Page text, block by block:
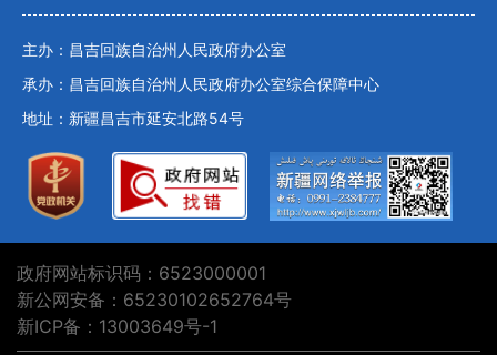
主办：昌吉回族自治州人民政府办公室
承办：昌吉回族自治州人民政府办公室综合保障中心
地址：新疆昌吉市延安北路54号
政府网站标识码：6523000001
新公网安备：65230102652764号
新ICP备：13003649号-1